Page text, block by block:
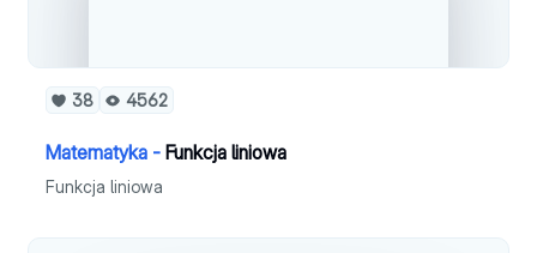
38 4562
Matematyka - Funkcja liniowa
Funkcja liniowa